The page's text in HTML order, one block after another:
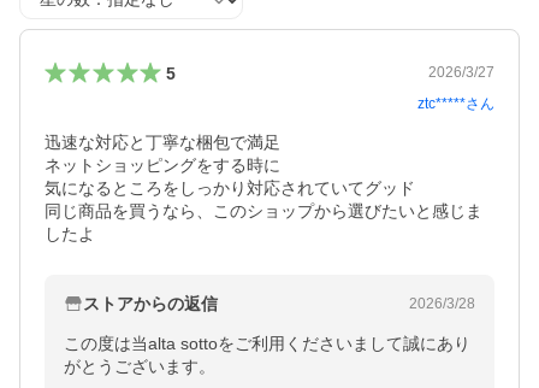
5
2026/3/27
ztc*****さん
迅速な対応と丁寧な梱包で満足
ネットショッピングをする時に
気になるところをしっかり対応されていてグッド
同じ商品を買うなら、このショップから選びたいと感じま
したよ
ストアからの返信 2026/3/28
この度は当alta sottoをご利用くださいまして誠にあり
がとうございます。